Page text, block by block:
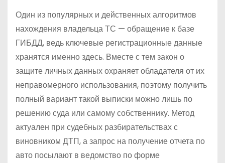
Один из популярных и действенных алгоритмов
нахождения владельца ТС — обращение к базе
ГИБДД, ведь ключевые регистрационные данные
хранятся именно здесь. Вместе с тем закон о
защите личных данных охраняет обладателя от их
неправомерного использования, поэтому получить
полный вариант такой выписки можно лишь по
решению суда или самому собственнику. Метод
актуален при судебных разбирательствах с
виновником ДТП, а запрос на получение отчета по
авто посылают в ведомство по форме